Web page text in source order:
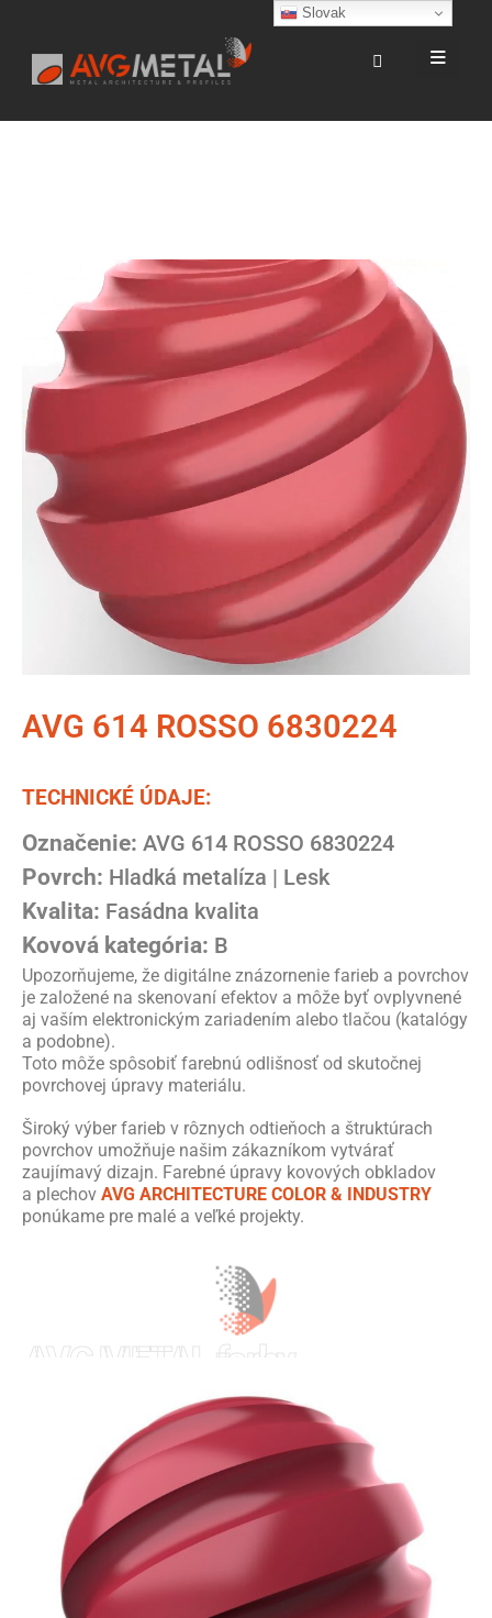
AVG 614 ROSSO 6830224
TECHNICKÉ ÚDAJE:
Označenie: AVG 614 ROSSO 6830224
Povrch: Hladká metalíza | Lesk
Kvalita: Fasádna kvalita
Kovová kategória: B
Upozorňujeme, že digitálne znázornenie farieb a povrchov
je založené na skenovaní efektov a môže byť ovplyvnené
aj vaším elektronickým zariadením alebo tlačou (katalógy
a podobne).
Toto môže spôsobiť farebnú odlišnosť od skutočnej
povrchovej úpravy materiálu.
Široký výber farieb v rôznych odtieňoch a štruktúrach
povrchov umožňuje našim zákazníkom vytvárať
zaujímavý dizajn. Farebné úpravy kovových obkladov
a plechov AVG ARCHITECTURE COLOR & INDUSTRY
ponúkame pre malé a veľké projekty.
AVG METAL farby
Slovak